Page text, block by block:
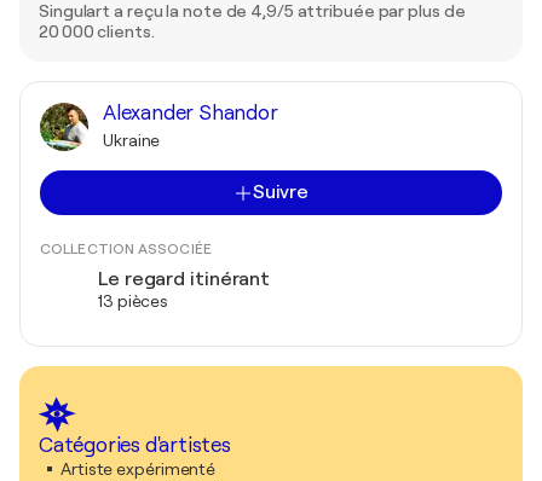
Singulart a reçu la note de 4,9/5 attribuée par plus de
20 000 clients.
Alexander Shandor
Ukraine
Suivre
COLLECTION ASSOCIÉE
Le regard itinérant
13 pièces
Catégories d'artistes
Artiste expérimenté